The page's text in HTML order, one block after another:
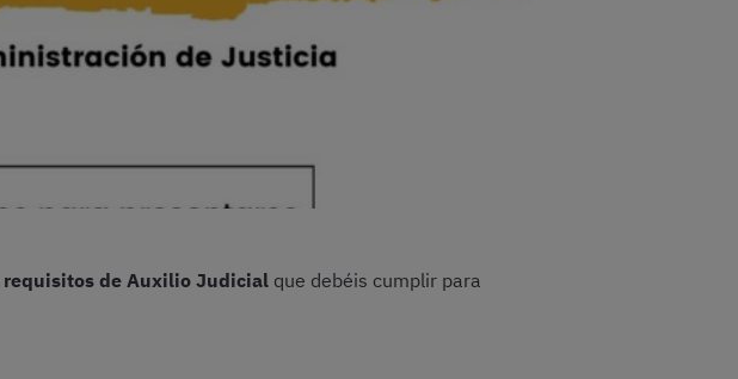
requisitos de Auxilio Judicial que debéis cumplir para